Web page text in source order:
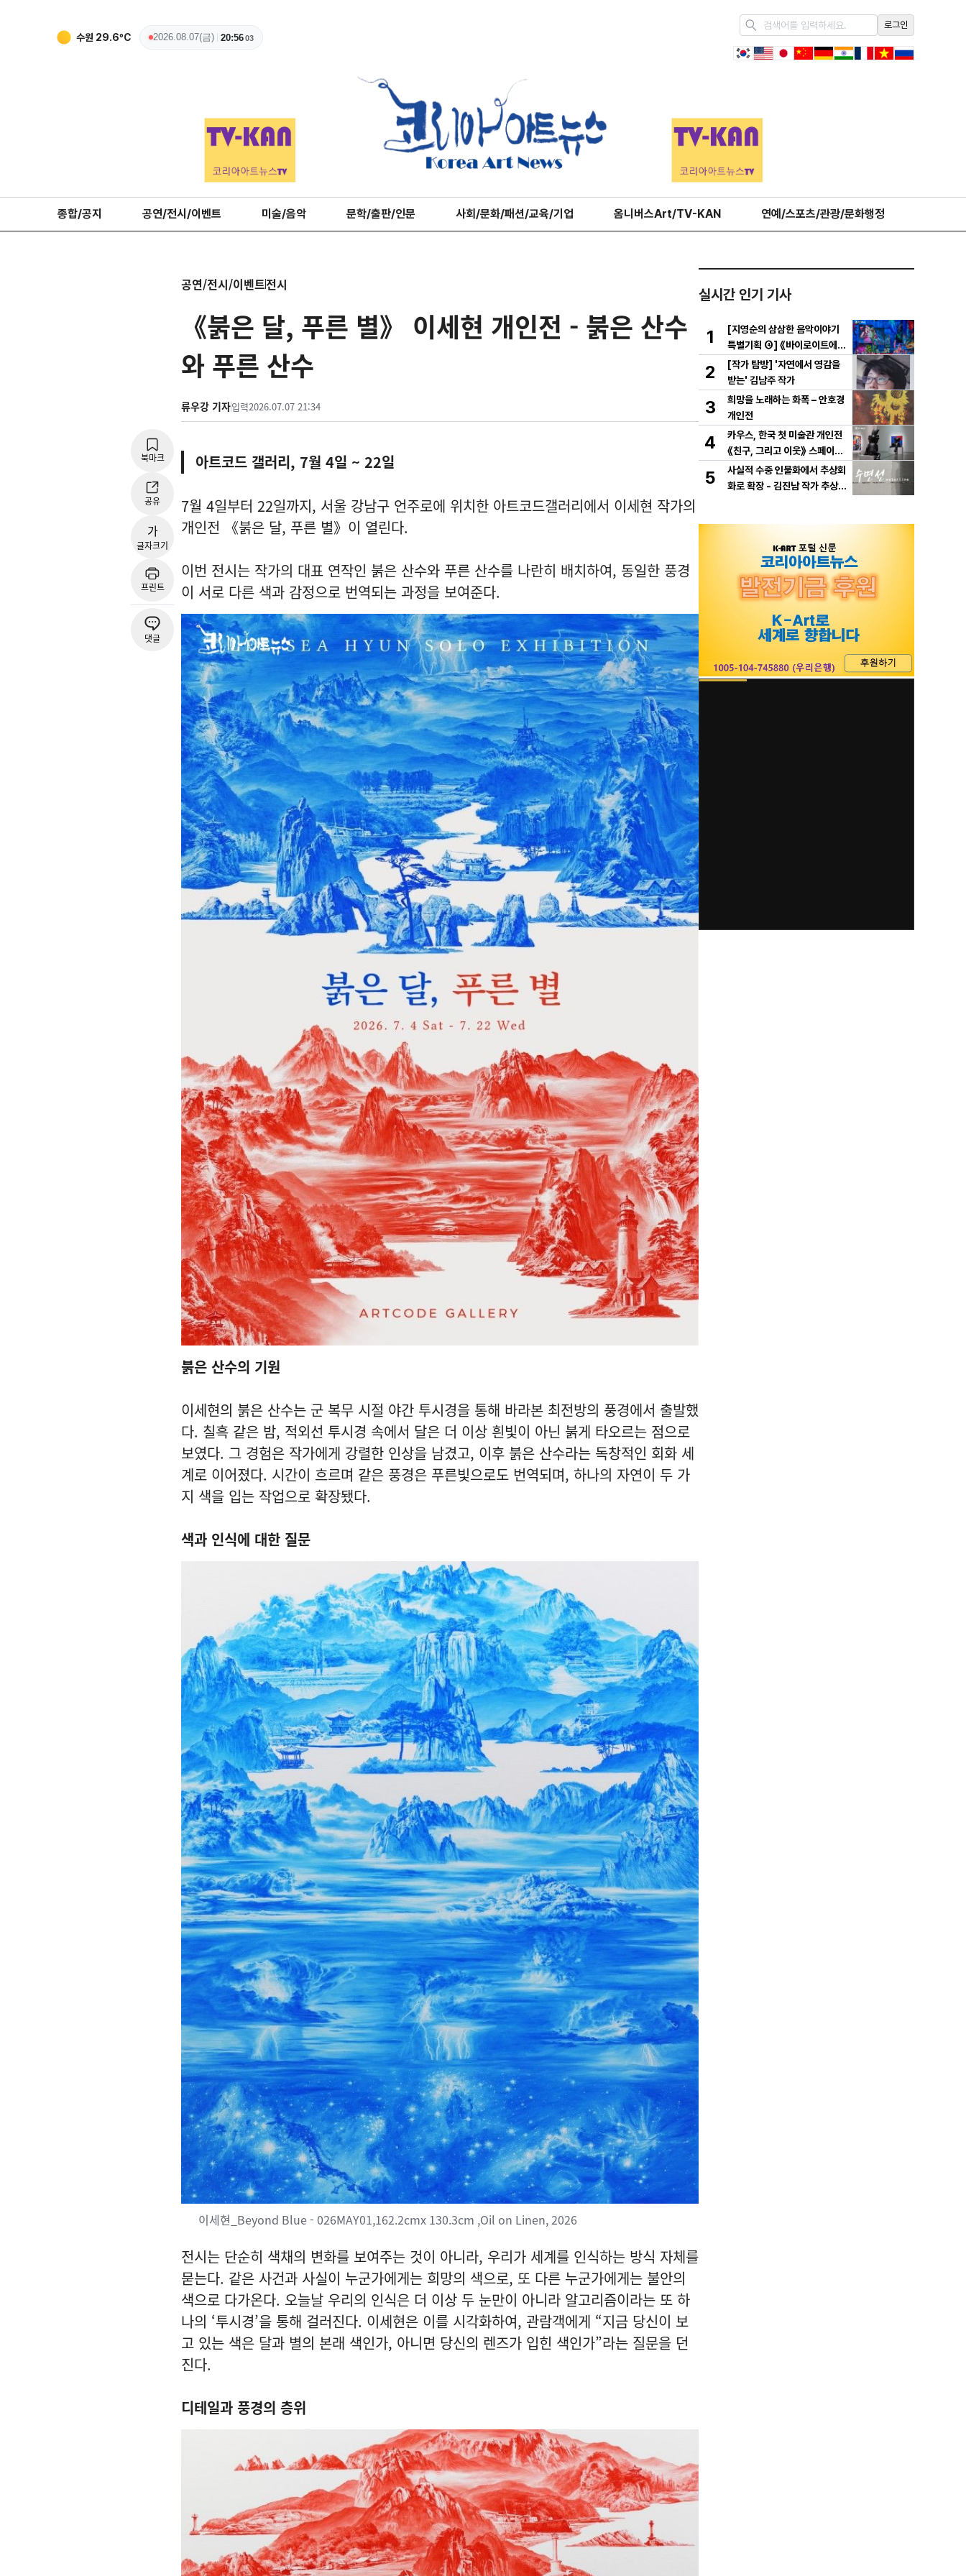
수원 29.6ºC 2026.08.07(금) 20:5604
로그인
종합/공지 공연/전시/이벤트 미술/음악 문학/출판/인문 사회/문화/패션/교육/기업 옴니버스Art/TV-KAN 연예/스포츠/관광/문화행정
공연/전시/이벤트전시
《붉은 달, 푸른 별》 이세현 개인전 - 붉은 산수
와 푸른 산수
류우강 기자입력2026.07.07 21:34
북마크
공유
가
글자크기
프린트
댓글
아트코드 갤러리, 7월 4일 ~ 22일
7월 4일부터 22일까지, 서울 강남구 언주로에 위치한 아트코드갤러리에서 이세현 작가의
개인전 《붉은 달, 푸른 별》이 열린다.
이번 전시는 작가의 대표 연작인 붉은 산수와 푸른 산수를 나란히 배치하여, 동일한 풍경
이 서로 다른 색과 감정으로 번역되는 과정을 보여준다.
붉은 산수의 기원
이세현의 붉은 산수는 군 복무 시절 야간 투시경을 통해 바라본 최전방의 풍경에서 출발했
다. 칠흑 같은 밤, 적외선 투시경 속에서 달은 더 이상 흰빛이 아닌 붉게 타오르는 점으로
보였다. 그 경험은 작가에게 강렬한 인상을 남겼고, 이후 붉은 산수라는 독창적인 회화 세
계로 이어졌다. 시간이 흐르며 같은 풍경은 푸른빛으로도 번역되며, 하나의 자연이 두 가
지 색을 입는 작업으로 확장됐다.
색과 인식에 대한 질문
이세현_Beyond Blue - 026MAY01,162.2cmx 130.3cm ,Oil on Linen, 2026
전시는 단순히 색채의 변화를 보여주는 것이 아니라, 우리가 세계를 인식하는 방식 자체를
묻는다. 같은 사건과 사실이 누군가에게는 희망의 색으로, 또 다른 누군가에게는 불안의
색으로 다가온다. 오늘날 우리의 인식은 더 이상 두 눈만이 아니라 알고리즘이라는 또 하
나의 ‘투시경’을 통해 걸러진다. 이세현은 이를 시각화하여, 관람객에게 “지금 당신이 보
고 있는 색은 달과 별의 본래 색인가, 아니면 당신의 렌즈가 입힌 색인가”라는 질문을 던
진다.
디테일과 풍경의 층위
실시간 인기 기사
1
[지영순의 삼삼한 음악이야기
특별기획 ④] 《바이로이트에서
만난 바그너》
2
[작가 탐방] '자연에서 영감을
받는' 김남주 작가
3
희망을 노래하는 화폭 – 안호경
개인전
4
카우스, 한국 첫 미술관 개인전
《친구, 그리고 이웃》 스페이스
K 서울에서 개최
5
사실적 수중 인물화에서 추상회
화로 확장 - 김진남 작가 추상